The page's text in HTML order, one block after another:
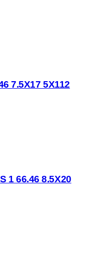
7.5X17 5X112
1 66.46 8.5X20